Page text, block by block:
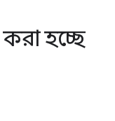
করা হচ্ছে